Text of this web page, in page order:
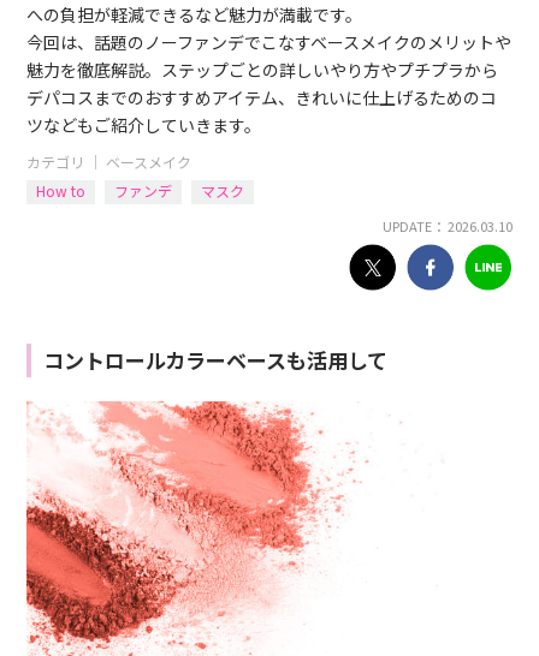
への負担が軽減できるなど魅力が満載です。
今回は、話題のノーファンデでこなすベースメイクのメリットや
魅力を徹底解説。ステップごとの詳しいやり方やプチプラから
デパコスまでのおすすめアイテム、きれいに仕上げるためのコ
ツなどもご紹介していきます。
カテゴリ ｜ ベースメイク
How to
ファンデ マスク
UPDATE： 2026.03.10
コントロールカラーベースも活用して